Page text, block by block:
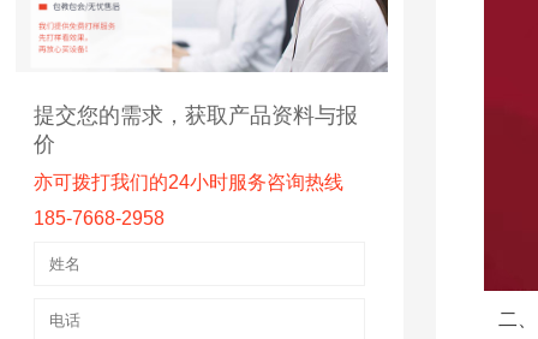
二
提交您的需求，获取产品资料与报
价
亦可拨打我们的24小时服务咨询热线
185-7668-2958